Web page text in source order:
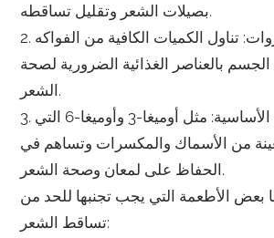
بصيلات الشعر وتقليل تساقطه.
2. الفواكه والخضروات: تناول الكميات الكافية من الفواكه
بالعناصر الغذائية الضرورية لصحة
الشعر.
3. الأحماض الدهنية الأساسية: مثل أوميغا-3 وأوميغا-6 التي
من الأسماك والمكسرات وتساهم في
الحفاظ على لمعان وصحة الشعر.
بعض الأطعمة التي يجب تجنبها للحد من
تساقط الشعر: